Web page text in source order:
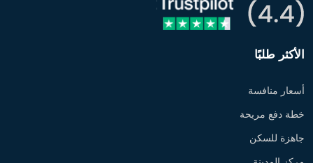
الأكثر طلبًا
أسعار منافسة
خطة دفع مريحة
جاهزة للسكن